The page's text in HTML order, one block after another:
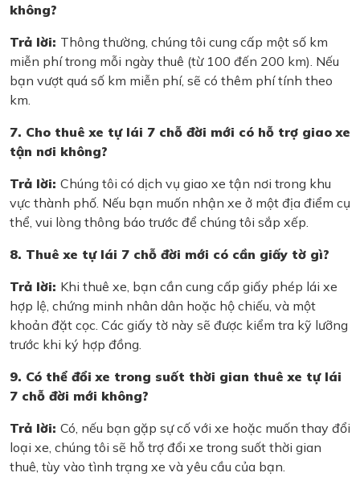
không?
Trả lời: Thông thường, chúng tôi cung cấp một số km
miễn phí trong mỗi ngày thuê (từ 100 đến 200 km). Nếu
bạn vượt quá số km miễn phí, sẽ có thêm phí tính theo
km.
7. Cho thuê xe tự lái 7 chỗ đời mới có hỗ trợ giao xe
tận nơi không?
Trả lời: Chúng tôi có dịch vụ giao xe tận nơi trong khu
vực thành phố. Nếu bạn muốn nhận xe ở một địa điểm cụ
thể, vui lòng thông báo trước để chúng tôi sắp xếp.
8. Thuê xe tự lái 7 chỗ đời mới có cần giấy tờ gì?
Trả lời: Khi thuê xe, bạn cần cung cấp giấy phép lái xe
hợp lệ, chứng minh nhân dân hoặc hộ chiếu, và một
khoản đặt cọc. Các giấy tờ này sẽ được kiểm tra kỹ lưỡng
trước khi ký hợp đồng.
9. Có thể đổi xe trong suốt thời gian thuê xe tự lái
7 chỗ đời mới không?
Trả lời: Có, nếu bạn gặp sự cố với xe hoặc muốn thay đổi
loại xe, chúng tôi sẽ hỗ trợ đổi xe trong suốt thời gian
thuê, tùy vào tình trạng xe và yêu cầu của bạn.